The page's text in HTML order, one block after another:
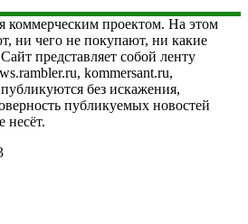
коммерческим проектом. На этом
ни чего не покупают, ни какие
представляет собой ленту
kommersant.ru,
без искажения,
публикуемых новостей
несёт.